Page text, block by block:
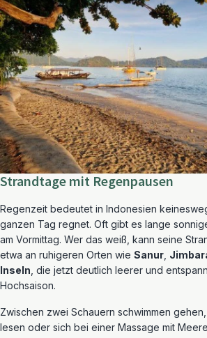
Strandtage mit Regenpausen
Regenzeit bedeutet in Indonesien
ganzen Tag regnet. Oft gibt es lange
am Vormittag. Wer das weiß, kann seine
etwa an ruhigeren Orten wie Sanur
Inseln , die jetzt deutlich leerer und
Hochsaison.
Zwischen zwei Schauern schwimmen
lesen oder sich bei einer Massage mit